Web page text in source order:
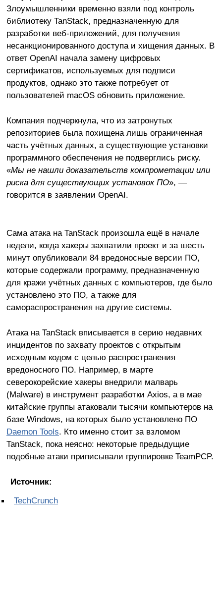
Злоумышленники временно взяли под контроль
библиотеку TanStack, предназначенную для
разработки веб-приложений, для получения
несанкционированного доступа и хищения данных. В
ответ OpenAI начала замену цифровых
сертификатов, используемых для подписи
продуктов, однако это также потребует от
пользователей macOS обновить приложение.
Компания подчеркнула, что из затронутых
репозиториев была похищена лишь ограниченная
часть учётных данных, а существующие установки
программного обеспечения не подверглись риску.
«Мы не нашли доказательств компрометации или
риска для существующих установок ПО», —
говорится в заявлении OpenAI.
Сама атака на TanStack произошла ещё в начале
недели, когда хакеры захватили проект и за шесть
минут опубликовали 84 вредоносные версии ПО,
которые содержали программу, предназначенную
для кражи учётных данных с компьютеров, где было
установлено это ПО, а также для
самораспространения на другие системы.
Атака на TanStack вписывается в серию недавних
инцидентов по захвату проектов с открытым
исходным кодом с целью распространения
вредоносного ПО. Например, в марте
северокорейские хакеры внедрили малварь
(Malware) в инструмент разработки Axios, а в мае
китайские группы атаковали тысячи компьютеров на
базе Windows, на которых было установлено ПО
Daemon Tools. Кто именно стоит за взломом
TanStack, пока неясно: некоторые предыдущие
подобные атаки приписывали группировке TeamPCP.
Источник:
TechCrunch